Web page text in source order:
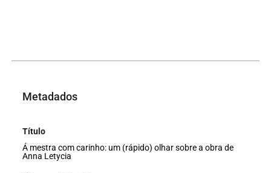
Metadados
Título
Á mestra com carinho: um (rápido) olhar sobre a obra de
Anna Letycia